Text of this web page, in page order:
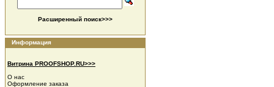
Расширенный поиск>>>
Информация
Витрина PROOFSHOP.RU>>>
О нас
Оформление заказа